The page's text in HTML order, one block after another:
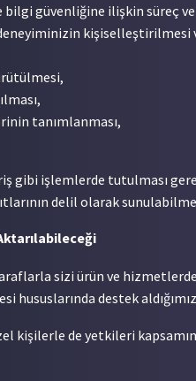
güvenliğine ilişkin süreç
tanımlanması,
gibi işlemlerde tutulması
delil olarak
sizi ürün ve
destek
kişilerle de yetkileri